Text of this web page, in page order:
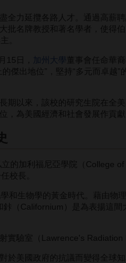
力延攬各路人才。通過高薪聘
批名牌教授和著名學者，使得
主。
日， 加州大學 董事會任命華
傑出地位”，堅持“多元而卓
長期以來，該校的研究生院在全
，為美國經濟和社會發展作貢獻
加利福尼亞學院（College of
校長。
生物學的黃金時代。藉由物
鉲（Californium）是為表揚這
驗室（Lawrence's Radiation
美國政府的抗議而變得全球